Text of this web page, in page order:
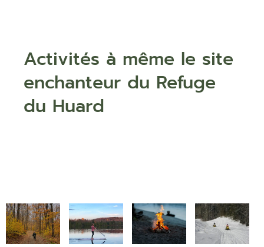
Activités à même le site
enchanteur du Refuge
du Huard